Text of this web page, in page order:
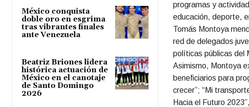
México conquista
doble oro en esgrima
tras vibrantes finales
ante Venezuela
Beatriz Briones lidera
histórica actuación de
México en el canotaje
de Santo Domingo
2026
programas y
educación, deporte,
Tomás Montoya
red de delegados
políticas públicas del
Asimismo, Montoya
beneficiarios para
crecer”; “Mi
Hacia el Futuro